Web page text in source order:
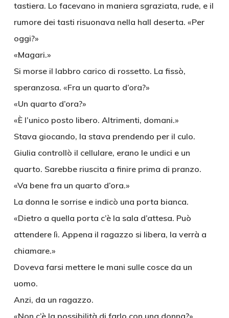
tastiera. Lo facevano in maniera sgraziata, rude, e il
rumore dei tasti risuonava nella hall deserta. «Per
oggi?»
«Magari.»
Si morse il labbro carico di rossetto. La fissò,
speranzosa. «Fra un quarto d’ora?»
«Un quarto d’ora?»
«È l’unico posto libero. Altrimenti, domani.»
Stava giocando, la stava prendendo per il culo.
Giulia controllò il cellulare, erano le undici e un
quarto. Sarebbe riuscita a finire prima di pranzo.
«Va bene fra un quarto d’ora.»
La donna le sorrise e indicò una porta bianca.
«Dietro a quella porta c’è la sala d’attesa. Può
attendere lì. Appena il ragazzo si libera, la verrà a
chiamare.»
Doveva farsi mettere le mani sulle cosce da un
uomo.
Anzi, da un ragazzo.
«Non c’è la possibilità di farlo con una donna?»